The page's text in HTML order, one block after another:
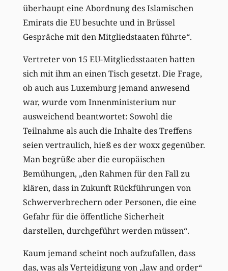
überhaupt eine Abordnung des Islamischen
Emirats die EU besuchte und in Brüssel
Gespräche mit den Mitgliedstaaten führte“.
Vertreter von 15 EU-Mitgliedsstaaten hatten
sich mit ihm an einen Tisch gesetzt. Die Frage,
ob auch aus Luxemburg jemand anwesend
war, wurde vom Innenministerium nur
ausweichend beantwortet: Sowohl die
Teilnahme als auch die Inhalte des Treffens
seien vertraulich, hieß es der woxx gegenüber.
Man begrüße aber die europäischen
Bemühungen, „den Rahmen für den Fall zu
klären, dass in Zukunft Rückführungen von
Schwerverbrechern oder Personen, die eine
Gefahr für die öffentliche Sicherheit
darstellen, durchgeführt werden müssen“.
Kaum jemand scheint noch aufzufallen, dass
das, was als Verteidigung von „law and order“